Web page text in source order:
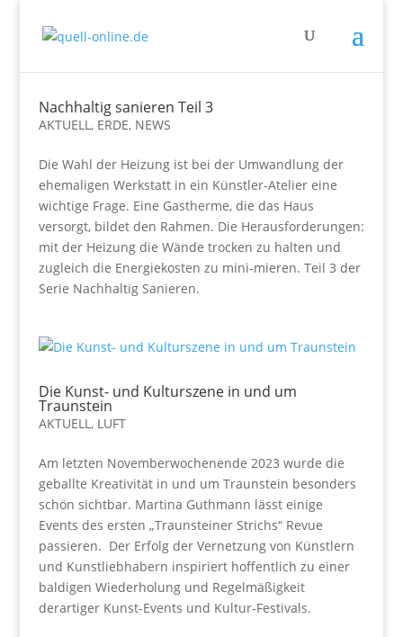
Nachhaltig sanieren Teil 3
AKTUELL, ERDE, NEWS
Die Wahl der Heizung ist bei der Umwandlung der
ehemaligen Werkstatt in ein Künstler-Atelier eine
wichtige Frage. Eine Gastherme, die das Haus
versorgt, bildet den Rahmen. Die Herausforderungen:
mit der Heizung die Wände trocken zu halten und
zugleich die Energiekosten zu mini-mieren. Teil 3 der
Serie Nachhaltig Sanieren.
Die Kunst- und Kulturszene in und um
Traunstein
AKTUELL, LUFT
Am letzten Novemberwochenende 2023 wurde die
geballte Kreativität in und um Traunstein besonders
schön sichtbar. Martina Guthmann lässt einige
Events des ersten „Traunsteiner Strichs“ Revue
passieren. Der Erfolg der Vernetzung von Künstlern
und Kunstliebhabern inspiriert hoffentlich zu einer
baldigen Wiederholung und Regelmäßigkeit
derartiger Kunst-Events und Kultur-Festivals.